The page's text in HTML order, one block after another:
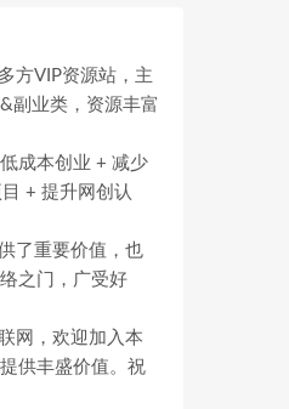
方VIP资源站，主
副业类，资源丰富
成本创业 + 减少
+ 提升网创认
了重要价值，也
之门，广受好
网，欢迎加入本
供丰盛价值。祝